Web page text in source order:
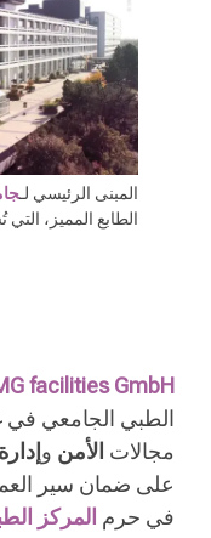
المبنى الرئيسي لـ
الطابع المميز،
facilities GmbH
الطبي الجامعي
مجالات الأمن و
على ضمان سير
في حرم المركز